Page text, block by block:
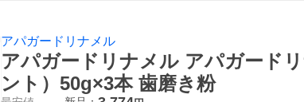
アパガードリナメル
アパガードリナメル アパガード
ント）50g×3本 歯磨き粉